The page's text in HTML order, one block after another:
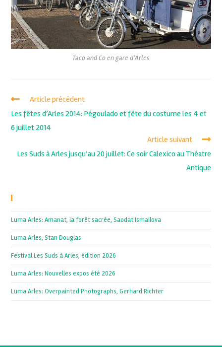
Taco and Co en gare d’Arles
Article précédent
Les fêtes d’Arles 2014: Pégoulado et fête du costume les 4 et
6 juillet 2014
Article suivant
Les Suds à Arles jusqu’au 20 juillet: Ce soir Calexico au Théatre
Antique
Luma Arles: Amanat, la forêt sacrée, Saodat Ismailova
Luma Arles, Stan Douglas
Festival Les Suds à Arles, édition 2026
Luma Arles: Nouvelles expos été 2026
Luma Arles: Overpainted Photographs, Gerhard Richter